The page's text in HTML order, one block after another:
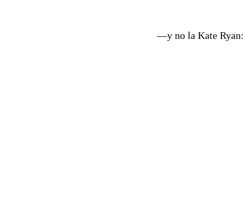
—y no la Kate Ryan: